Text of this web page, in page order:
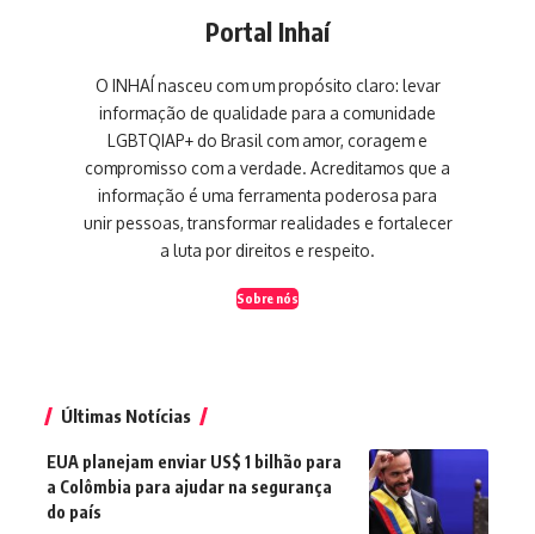
Portal Inhaí
O INHAÍ nasceu com um propósito claro: levar
informação de qualidade para a comunidade
LGBTQIAP+ do Brasil com amor, coragem e
compromisso com a verdade. Acreditamos que a
informação é uma ferramenta poderosa para
unir pessoas, transformar realidades e fortalecer
a luta por direitos e respeito.
Sobre nós
Últimas Notícias
EUA planejam enviar US$ 1 bilhão para
a Colômbia para ajudar na segurança
do país